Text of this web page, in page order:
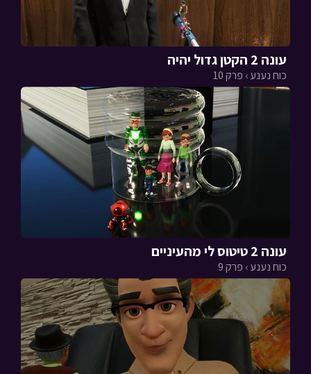
עונה 2 הקטן גדול יהיה
כוח נענע › פרק 10
עונה 2 טיטוס לי מהעיניים
כוח נענע › פרק 9